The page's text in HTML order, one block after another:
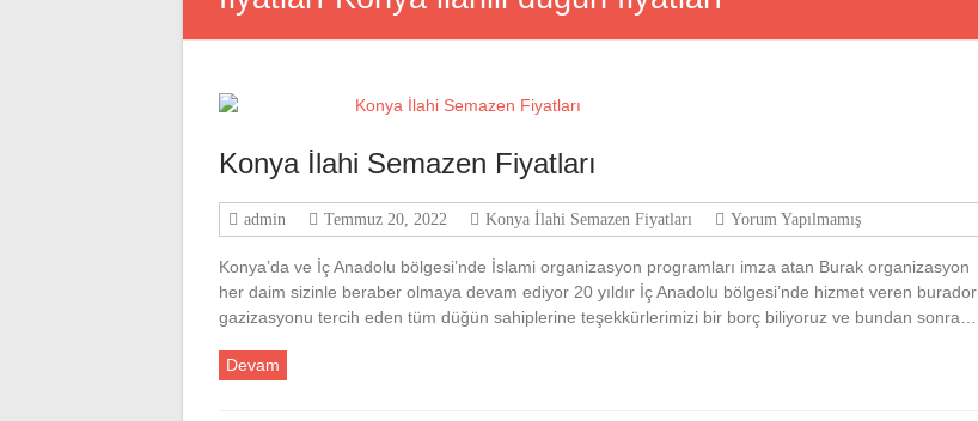
Konya İlahi Semazen Fiyatları
admin Temmuz 20, 2022 Konya İlahi Semazen Fiyatları Yorum Yapılmamış
Konya’da ve İç Anadolu bölgesi’nde İslami organizasyon programları imza atan Burak organizasyon
her daim sizinle beraber olmaya devam ediyor 20 yıldır İç Anadolu bölgesi’nde hizmet veren burador
gazizasyonu tercih eden tüm düğün sahiplerine teşekkürlerimizi bir borç biliyoruz ve bundan sonra…
Devam